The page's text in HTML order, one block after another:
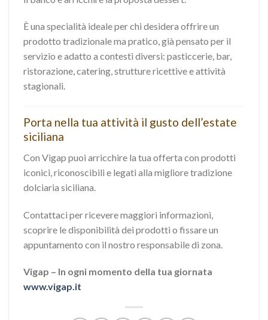
È una specialità ideale per chi desidera offrire un
prodotto tradizionale ma pratico, già pensato per il
servizio e adatto a contesti diversi: pasticcerie, bar,
ristorazione, catering, strutture ricettive e attività
stagionali.
Porta nella tua attività il gusto dell’estate
siciliana
Con Vigap puoi arricchire la tua offerta con prodotti
iconici, riconoscibili e legati alla migliore tradizione
dolciaria siciliana.
Contattaci per ricevere maggiori informazioni,
scoprire le disponibilità dei prodotti o fissare un
appuntamento con il nostro responsabile di zona.
Vigap – In ogni momento della tua giornata
www.vigap.it